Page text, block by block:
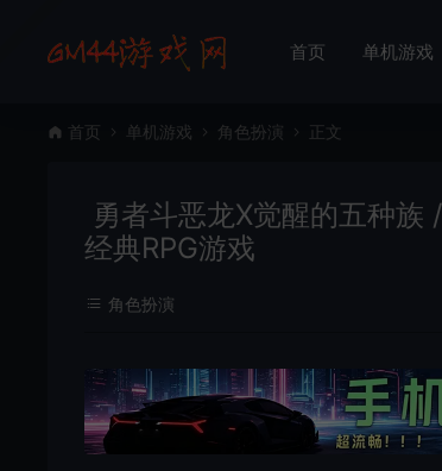
首页 单机游戏
首页 单机游戏 角色扮演 正文
勇者斗恶龙X觉醒的五种
经典RPG游戏
角色扮演